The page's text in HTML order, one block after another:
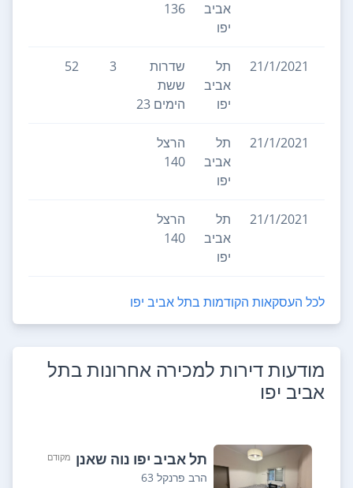
אביב
יפו
136
21/1/2021
תל
אביב
יפו
שדרות
ששת
הימים 23
3
52
21/1/2021
תל
אביב
יפו
הרצל
140
21/1/2021
תל
אביב
יפו
הרצל
140
לכל העסקאות הקודמות בתל אביב יפו
מודעות דירות למכירה אחרונות בתל
אביב יפו
תל אביב יפו נוה שאנן מקודם
הרב פרנקל 63